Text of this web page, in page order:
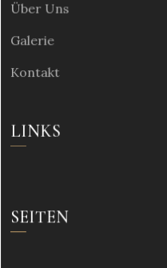
Über Uns
Galerie
Kontakt
LINKS
SEITEN